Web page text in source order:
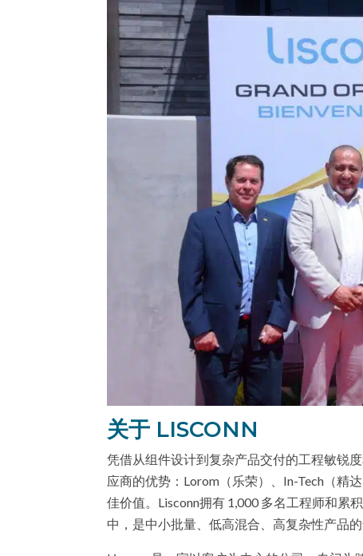
关于 LISCONN
凭借从组件设计到复杂产品交付的工程敏锐
应商的优势：Lorom（乐荣）、In-Tech（精
佳价值。Lisconn拥有 1,000 多名工程师和累
中，是中小批量、低高混合、高复杂性产品的